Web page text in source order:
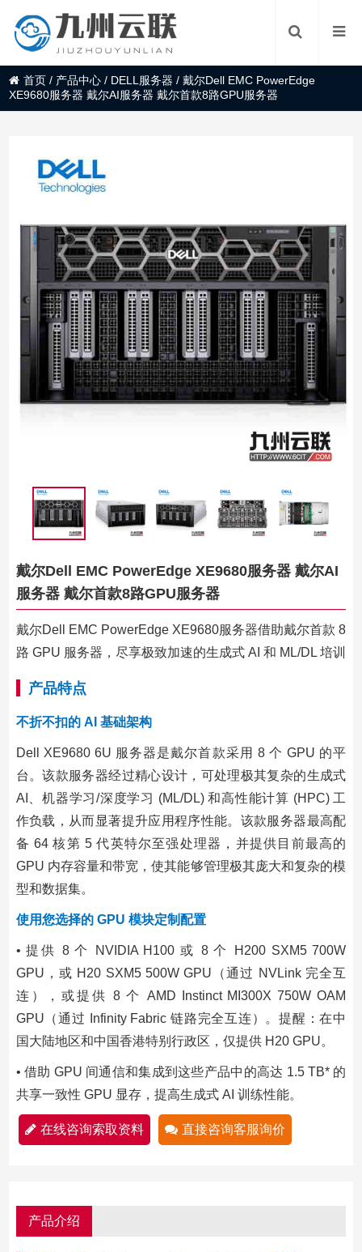
首页 / 产品中心 / DELL服务器 /戴尔Dell EMC PowerEdge
XE9680服务器 戴尔AI服务器 戴尔首款8路GPU服务器
戴尔Dell EMC PowerEdge XE9680服务器 戴尔AI
服务器 戴尔首款8路GPU服务器
戴尔Dell EMC PowerEdge XE9680服务器借助戴尔首款 8
路 GPU 服务器，尽享极致加速的生成式 AI 和 ML/DL 培训
产品特点
不折不扣的 AI 基础架构
Dell XE9680 6U 服务器是戴尔首款采用 8 个 GPU 的平
台。该款服务器经过精心设计，可处理极其复杂的生成式
AI、机器学习/深度学习 (ML/DL) 和高性能计算 (HPC) 工
作负载，从而显著提升应用程序性能。该款服务器最高配
备 64 核第 5 代英特尔至强处理器，并提供目前最高的
GPU 内存容量和带宽，使其能够管理极其庞大和复杂的模
型和数据集。
使用您选择的 GPU 模块定制配置
• 提供 8 个 NVIDIA H100 或 8 个 H200 SXM5 700W
GPU，或 H20 SXM5 500W GPU（通过 NVLink 完全互
连），或提供 8 个 AMD Instinct MI300X 750W OAM
GPU（通过 Infinity Fabric 链路完全互连）。提醒：在中
国大陆地区和中国香港特别行政区，仅提供 H20 GPU。
• 借助 GPU 间通信和集成到这些产品中的高达 1.5 TB* 的
共享一致性 GPU 显存，提高生成式 AI 训练性能。
在线咨询索取资料 直接咨询客服询价
产品介绍